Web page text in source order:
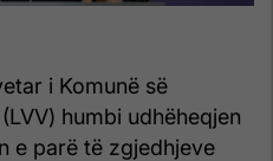
i Komunë së
humbi udhëheqjen
e parë të zgjedhjeve